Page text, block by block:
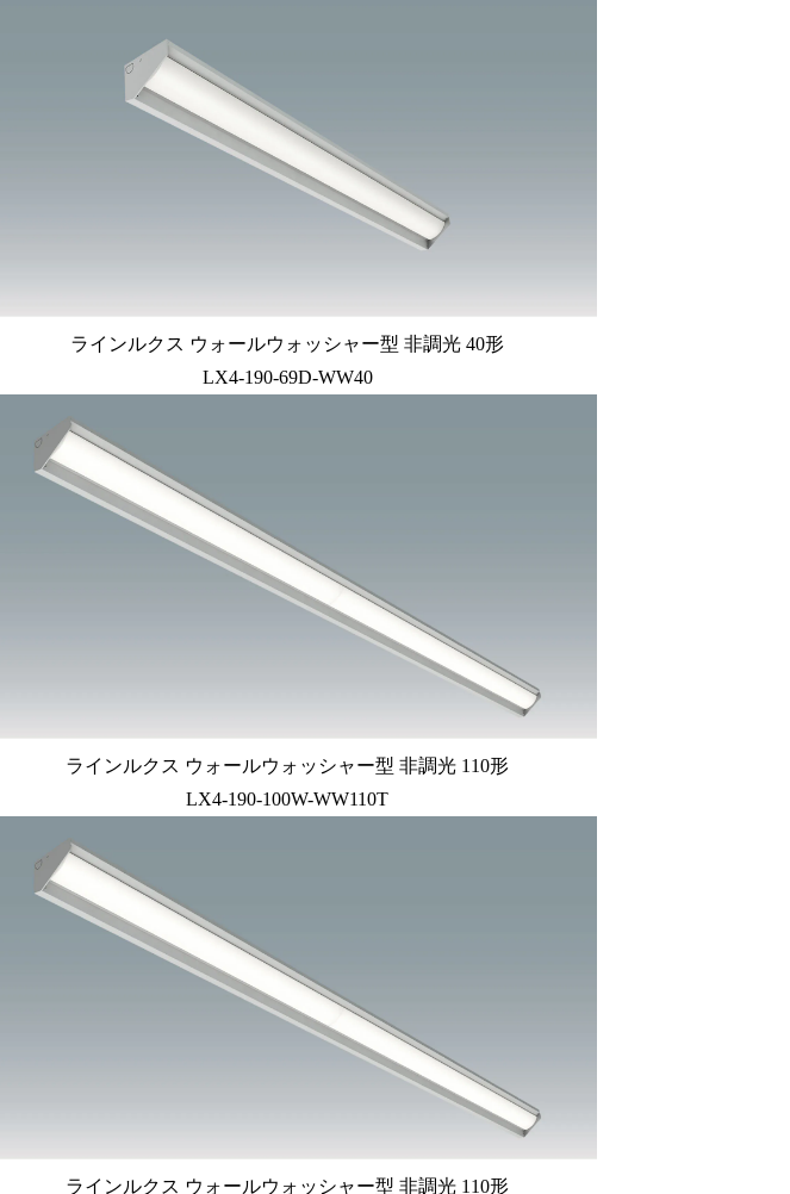
ラインルクス ウォールウォッシャー型 非調光 40形
LX4-190-69D-WW40
ラインルクス ウォールウォッシャー型 非調光 110形
LX4-190-100W-WW110T
ラインルクス ウォールウォッシャー型 非調光 110形